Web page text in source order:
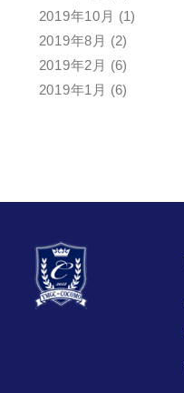
2019年10月 (1)
2019年8月 (2)
2019年2月 (6)
2019年1月 (6)